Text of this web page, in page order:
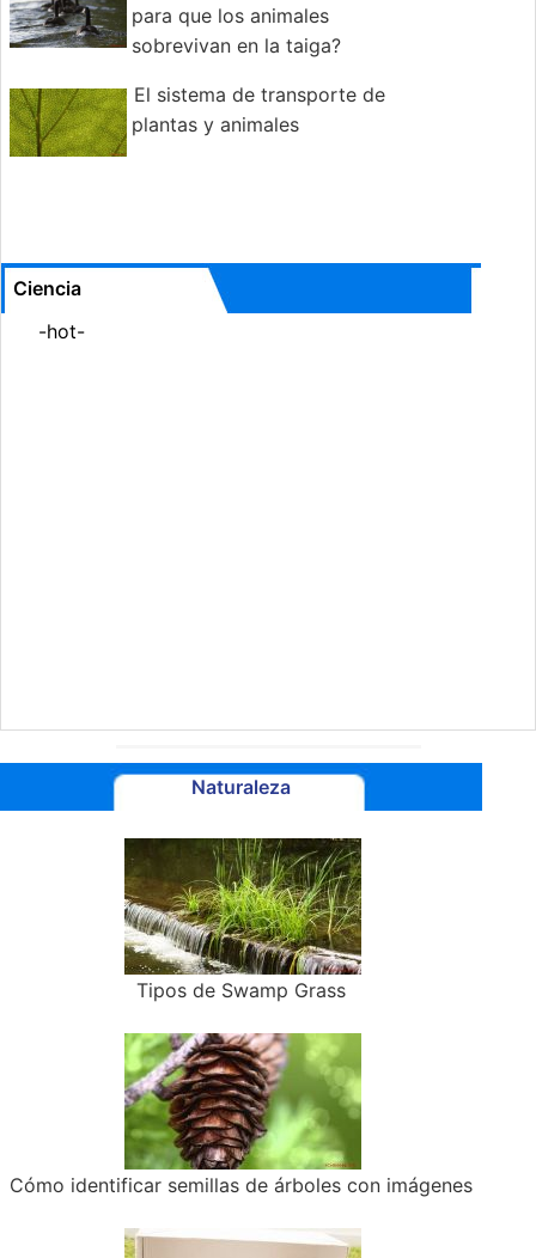
para que los animales
sobrevivan en la taiga?
El sistema de transporte de
plantas y animales
Ciencia
-hot-
Naturaleza
Tipos de Swamp Grass
Cómo identificar semillas de árboles con imágenes